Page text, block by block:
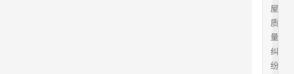
屋
质
量
纠
纷